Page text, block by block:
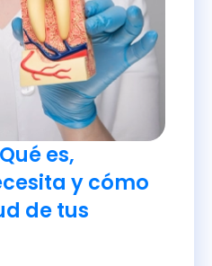
es,
y cómo
de tus